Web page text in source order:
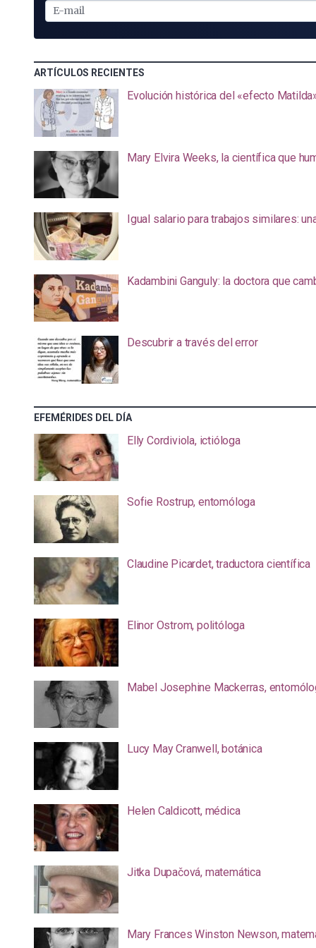
E-
MAIL
ARTÍCULOS RECIENTES
Evolución histórica del «efecto
Mary Elvira Weeks, la científica que
Igual salario para trabajos similares:
Kadambini Ganguly: la doctora que
Descubrir a través del error
EFEMÉRIDES DEL DÍA
Elly Cordiviola, ictióloga
Sofie Rostrup, entomóloga
Claudine Picardet, traductora científica
Elinor Ostrom, politóloga
Mabel Josephine Mackerras,
Lucy May Cranwell, botánica
Helen Caldicott, médica
Jitka Dupačová, matemática
Mary Frances Winston Newson,